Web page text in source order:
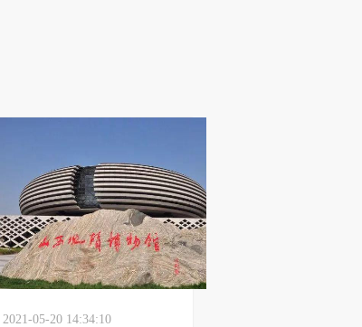
2021-05-20 14:34:10